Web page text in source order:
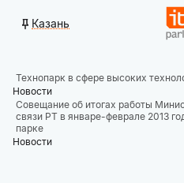
Казань
Технопарк в сфере высоких
Новости
Совещание об итогах работы
связи РТ в январе-феврале 2013
парке
Новости